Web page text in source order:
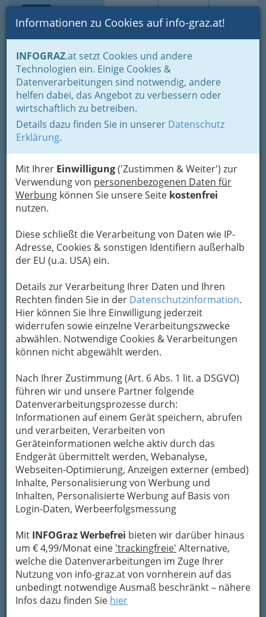
Suche Login Toggle
Informationen zu Cookies auf info-graz.at!
INFOGRAZ.at setzt Cookies und andere
Technologien ein. Einige Cookies &
Datenverarbeitungen sind notwendig, andere
helfen dabei, das Angebot zu verbessern oder
wirtschaftlich zu betreiben.
Details dazu finden Sie in unserer Datenschutz
Erklärung.
Mit Ihrer Einwilligung('Zustimmen & Weiter') zur
Verwendung von personenbezogenen Daten für
Werbung können Sie unsere Seite kostenfrei
nutzen.
Diese schließt die Verarbeitung von Daten wie IP-
Adresse, Cookies & sonstigen Identifiern außerhalb
der EU (u.a. USA) ein.
Details zur Verarbeitung Ihrer Daten und Ihren
Rechten finden Sie in der Datenschutzinformation.
Hier können Sie Ihre Einwilligung jederzeit
widerrufen sowie einzelne Verarbeitungszwecke
abwählen. Notwendige Cookies & Verarbeitungen
können nicht abgewählt werden.
Nach Ihrer Zustimmung (Art. 6 Abs. 1 lit. a DSGVO)
führen wir und unsere Partner folgende
Datenverarbeitungsprozesse durch:
Informationen auf einem Gerät speichern, abrufen
und verarbeiten, Verarbeiten von
Geräteinformationen welche aktiv durch das
Endgerät übermittelt werden, Webanalyse,
Webseiten-Optimierung, Anzeigen externer (embed)
Inhalte, Personalisierung von Werbung und
Inhalten, Personalisierte Werbung auf Basis von
Login-Daten, Werbeerfolgsmessung
Mit INFOGraz Werbefrei bieten wir darüber hinaus
um € 4,99/Monat eine 'trackingfreie' Alternative,
welche die Datenverarbeitungen im Zuge Ihrer
Nutzung von info-graz.at von vornherein auf das
unbedingt notwendige Ausmaß beschränkt – nähere
Infos dazu finden Sie hier
Home
Fotos
Jänner bis Dezember - nach Monaten und Halbjahren gruppiert
November 2013
Förderungspreis des Landes
Steiermark
Vergabe der Förderungspreise des Landes Steiermark für
zeitgenössische bildende Kunst 2013 - Kunsthaus Graz - 001
Vergrößern
Previous Next
Förderungspreis des Landes
Steiermark für zeitgenössische
bildende Kunst 2013
Kunsthaus Graz – 7. November
2013
Ausschreibung desFörderungspreises des